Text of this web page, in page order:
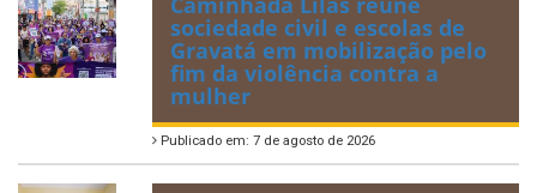
sociedade civil e escolas de
Gravatá em mobilização pelo
fim da violência contra a
mulher
Publicado em: 7 de agosto de 2026